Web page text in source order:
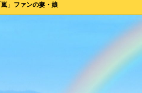
嵐」ファンの妻・娘